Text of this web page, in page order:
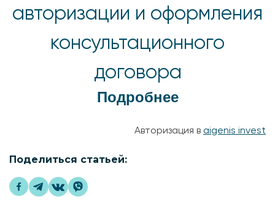
авторизации и оформления
консультационного
договора
Подробнее
Авторизация в aigenis invest
Поделиться статьей: